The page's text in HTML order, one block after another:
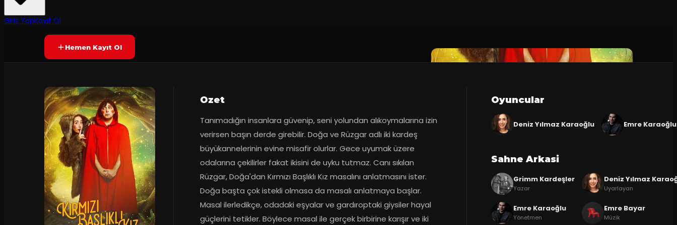
Giriş YapKayıt OlYAKINDA
Hemen Kayıt Ol
Ozet
Tanımadığın insanlara güvenip, seni yolundan alıkoymalarına izin
verirsen başın derde girebilir. Doğa ve Rüzgar adlı iki kardeş
büyükannelerinin evine misafir olurlar. Gece uyumak üzere
odalarına çekilirler fakat ikisini de uyku tutmaz. Canı sıkılan
Rüzgar, Doğa'dan Kırmızı Başlıklı Kız masalını anlatmasını ister.
Doğa başta çok istekli olmasa da masalı anlatmaya başlar.
Masal ilerledikçe, odadaki eşyalar ve gardıroptaki giysiler hayal
güçlerini tetikler. Böylece masal ile gerçek birbirine karışır ve iki
Oyuncular
Deniz Yılmaz Karaoğlu Emre Karaoğlu
Sahne Arkasi
Grimm Kardeşler
Yazar
Deniz Yılmaz
Uyarlayan
Emre Karaoğlu
Yönetmen
Emre Bayar
Müzik